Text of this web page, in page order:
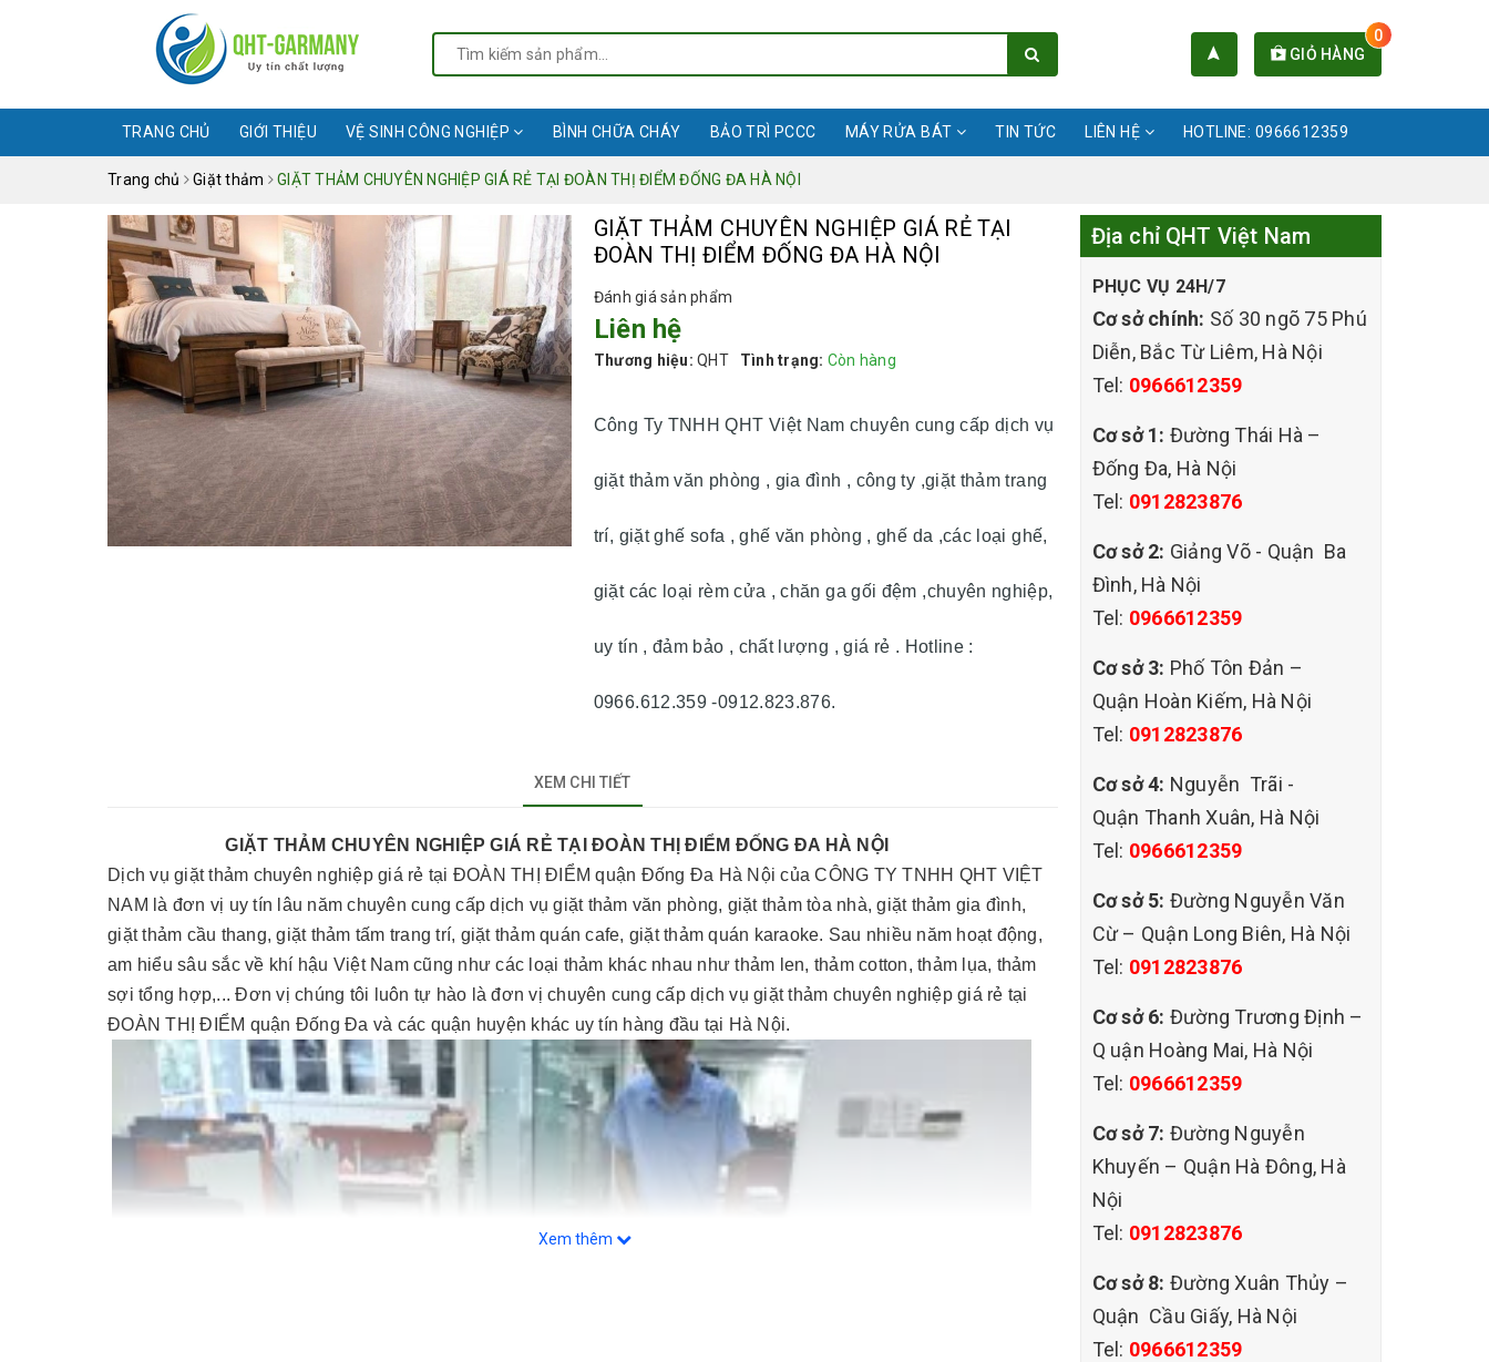
GIỎ HÀNG
0
TRANG CHỦ GIỚI THIỆU VỆ SINH CÔNG NGHIỆP BÌNH CHỮA CHÁY BẢO TRÌ PCCC MÁY RỬA BÁT TIN TỨC LIÊN HỆ HOTLINE: 0966612359
Trang chủ Giặt thảm GIẶT THẢM CHUYÊN NGHIỆP GIÁ RẺ TẠI ĐOÀN THỊ ĐIỂM ĐỐNG ĐA HÀ NỘI
GIẶT THẢM CHUYÊN NGHIỆP GIÁ RẺ TẠI
ĐOÀN THỊ ĐIỂM ĐỐNG ĐA HÀ NỘI
Đánh giá sản phẩm
Liên hệ
Thương hiệu: QHT Tình trạng: Còn hàng
Công Ty TNHH QHT Việt Nam chuyên cung cấp dịch vụ
giặt thảm văn phòng , gia đình , công ty ,giặt thảm trang
trí, giặt ghế sofa , ghế văn phòng , ghế da ,các loại ghế,
giặt các loại rèm cửa , chăn ga gối đệm ,chuyên nghiệp,
uy tín , đảm bảo , chất lượng , giá rẻ . Hotline :
0966.612.359 -0912.823.876.
XEM CHI TIẾT
GIẶT THẢM CHUYÊN NGHIỆP GIÁ RẺ TẠI ĐOÀN THỊ ĐIỂM ĐỐNG ĐA HÀ NỘI
Dịch vụ giặt thảm chuyên nghiệp giá rẻ tại ĐOÀN THỊ ĐIỂM quận Đống Đa Hà Nội của CÔNG TY TNHH QHT VIỆT
NAM là đơn vị uy tín lâu năm chuyên cung cấp dịch vụ giặt thảm văn phòng, giặt thảm tòa nhà, giặt thảm gia đình,
giặt thảm cầu thang, giặt thảm tấm trang trí, giặt thảm quán cafe, giặt thảm quán karaoke. Sau nhiều năm hoạt động,
am hiểu sâu sắc về khí hậu Việt Nam cũng như các loại thảm khác nhau như thảm len, thảm cotton, thảm lụa, thảm
sợi tổng hợp,... Đơn vị chúng tôi luôn tự hào là đơn vị chuyên cung cấp dịch vụ giặt thảm chuyên nghiệp giá rẻ tại
ĐOÀN THỊ ĐIỂM quận Đống Đa và các quận huyện khác uy tín hàng đầu tại Hà Nội.
Xem thêm
Địa chỉ QHT Việt Nam
PHỤC VỤ 24H/7
Cơ sở chính: Số 30 ngõ 75 Phú
Diễn, Bắc Từ Liêm, Hà Nội
Tel: 0966612359
Cơ sở 1: Đường Thái Hà –
Đống Đa, Hà Nội
Tel: 0912823876
Cơ sở 2: Giảng Võ - Quận Ba
Đình, Hà Nội
Tel: 0966612359
Cơ sở 3: Phố Tôn Đản –
Quận Hoàn Kiếm, Hà Nội
Tel: 0912823876
Cơ sở 4: Nguyễn Trãi -
Quận Thanh Xuân, Hà Nội
Tel: 0966612359
Cơ sở 5: Đường Nguyễn Văn
Cừ – Quận Long Biên, Hà Nội
Tel: 0912823876
Cơ sở 6: Đường Trương Định –
Q uận Hoàng Mai, Hà Nội
Tel: 0966612359
Cơ sở 7: Đường Nguyễn
Khuyến – Quận Hà Đông, Hà
Nội
Tel: 0912823876
Cơ sở 8: Đường Xuân Thủy –
Quận Cầu Giấy, Hà Nội
Tel: 0966612359